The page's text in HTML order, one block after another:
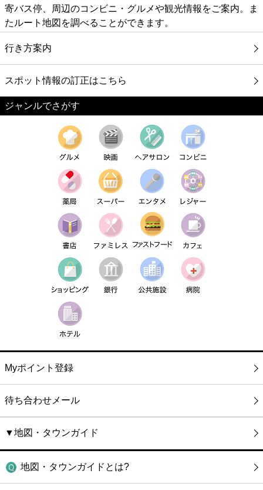
寄バス停、周辺のコンビニ・グルメや観光情報をご案内。ま
たルート地図を調べることができます。
行き方案内
スポット情報の訂正はこちら
ジャンルでさがす
Myポイント登録
待ち合わせメール
▼地図・タウンガイド
地図・タウンガイドとは?